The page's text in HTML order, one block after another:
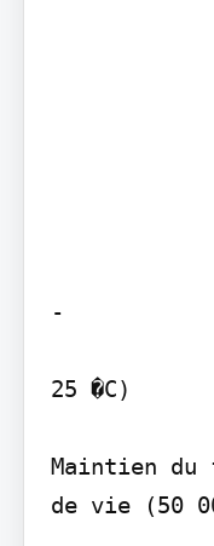
-
25 �C)
Maintien
de vie (50